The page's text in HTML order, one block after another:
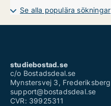
Se alla populära sökningar
studiebostad.se
c/o Bostadsdeal.se
Mynstersvej 3, Frederiksberg
support@bostadsdeal.se
CVR: 39925311